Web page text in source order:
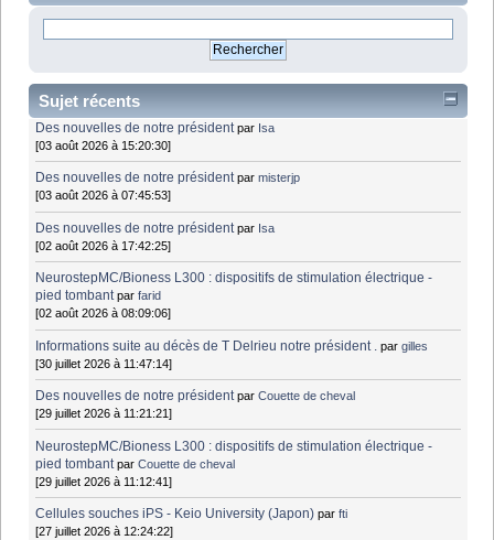
Sujet récents
Des nouvelles de notre président par Isa
[03 août 2026 à 15:20:30]
Des nouvelles de notre président parmisterjp
[03 août 2026 à 07:45:53]
Des nouvelles de notre président par Isa
[02 août 2026 à 17:42:25]
NeurostepMC/Bioness L300 : dispositifs de stimulation électrique -
pied tombant parfarid
[02 août 2026 à 08:09:06]
Informations suite au décès de T Delrieu notre président . pargilles
[30 juillet 2026 à 11:47:14]
Des nouvelles de notre président parCouette de cheval
[29 juillet 2026 à 11:21:21]
NeurostepMC/Bioness L300 : dispositifs de stimulation électrique -
pied tombant parCouette de cheval
[29 juillet 2026 à 11:12:41]
Cellules souches iPS - Keio University (Japon) parfti
[27 juillet 2026 à 12:24:22]